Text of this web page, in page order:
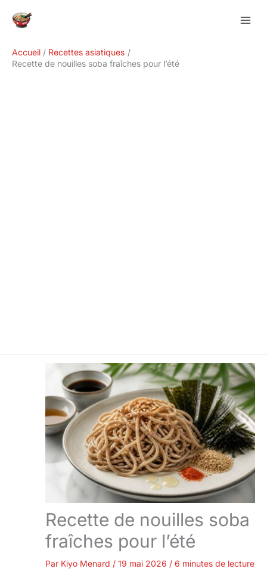
Accueil
Recettes asiatiques
Recette de nouilles soba fraîches pour l’été
Recette de nouilles soba
fraîches pour l’été
Par Kiyo Menard / 19 mai 2026 / 6 minutes de lecture